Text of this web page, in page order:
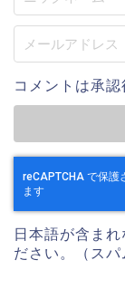
コメントは承
日本語が含ま
ださい。（スパ